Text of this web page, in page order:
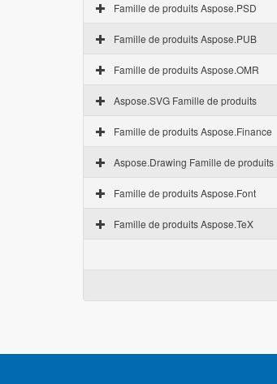
Famille de produits Aspose.PSD
Famille de produits Aspose.PUB
Famille de produits Aspose.OMR
Aspose.SVG Famille de produits
Famille de produits Aspose.Finance
Aspose.Drawing Famille de produits
Famille de produits Aspose.Font
Famille de produits Aspose.TeX